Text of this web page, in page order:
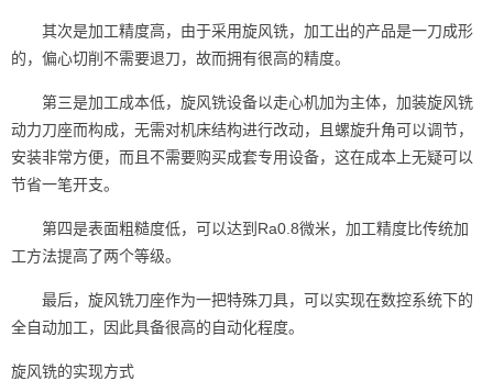
其次是加工精度高，由于采用旋风铣，加工出的产品是一刀成形
的，偏心切削不需要退刀，故而拥有很高的精度。
第三是加工成本低，旋风铣设备以走心机加为主体，加装旋风铣
动力刀座而构成，无需对机床结构进行改动，且螺旋升角可以调节，
安装非常方便，而且不需要购买成套专用设备，这在成本上无疑可以
节省一笔开支。
第四是表面粗糙度低，可以达到Ra0.8微米，加工精度比传统加
工方法提高了两个等级。
最后，旋风铣刀座作为一把特殊刀具，可以实现在数控系统下的
全自动加工，因此具备很高的自动化程度。
旋风铣的实现方式